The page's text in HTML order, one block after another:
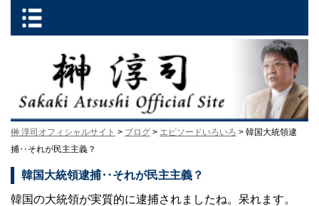
榊 淳司オフィシャルサイト > ブログ > エピソードいろいろ > 韓国大統領逮
捕‥それが民主主義？
韓国大統領逮捕‥それが民主主義？
韓国の大統領が実質的に逮捕されましたね。呆れます。